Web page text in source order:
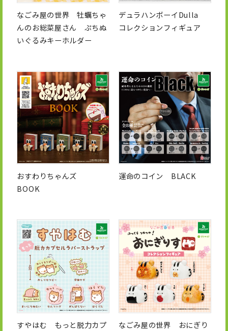
なごみ屋の世界 牡蠣ちゃ
んのお総菜屋さん ぷちぬ
いぐるみキーホルダー
デュラハンボーイDulla
コレクションフィギュア
おすわりちゃんズ
BOOK
運命のコイン BLACK
すやはむ もっと脱力カプ
なごみ屋の世界 おにぎり